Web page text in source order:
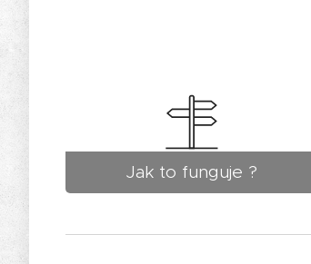
Jak to funguje ?